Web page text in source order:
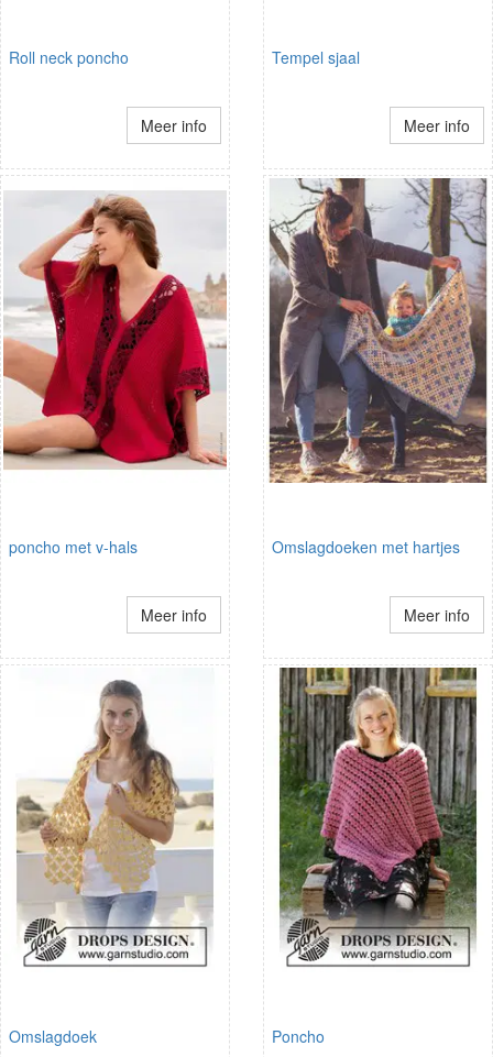
Roll neck poncho
Meer info
Tempel sjaal
Meer info
poncho met v-hals
Meer info
Omslagdoeken met hartjes
Meer info
Omslagdoek Poncho